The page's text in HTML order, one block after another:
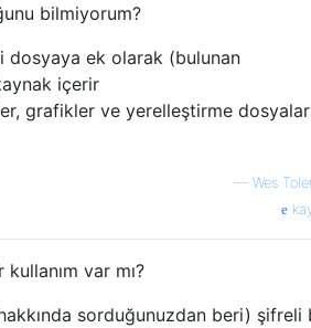
bilmiyorum?
dosyaya ek olarak (bulunan
içerir
grafikler ve yerelleştirme
— Wes
var mı?
sorduğunuzdan beri) şifreli